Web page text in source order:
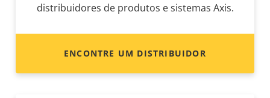
distribuidores de produtos e sistemas Axis.
ENCONTRE UM DISTRIBUIDOR